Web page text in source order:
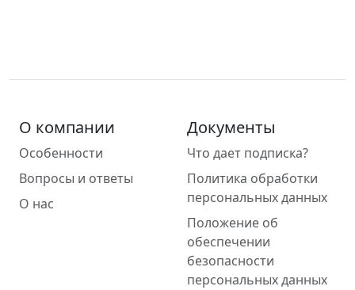
О компании
Особенности
Вопросы и ответы
О нас
Документы
Что дает подписка?
Политика обработки
персональных данных
Положение об
обеспечении
безопасности
персональных данных